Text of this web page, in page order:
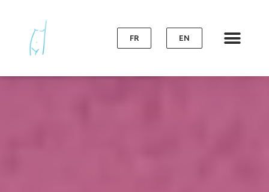
FR EN